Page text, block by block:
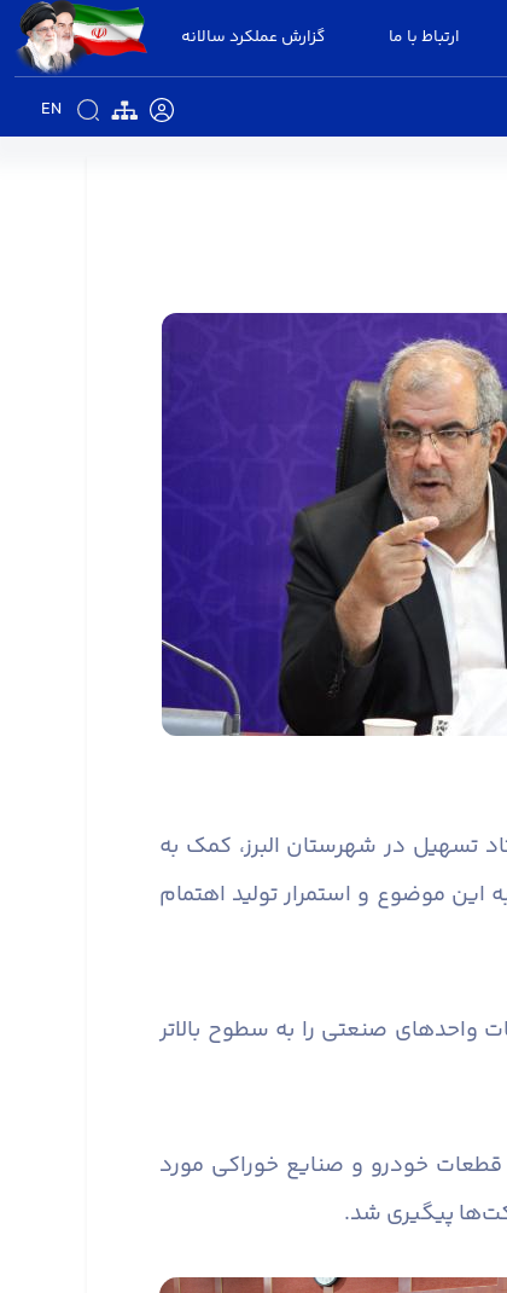
ارتباط با ما گزارش عملکرد سالانه
EN
تسهیل در شهرستان البرز، کمک به
موضوع و استمرار تولید اهتمام
صنعتی را به سطوح بالاتر
خودرو و صنایع خوراکی مورد
پیگیری شد.